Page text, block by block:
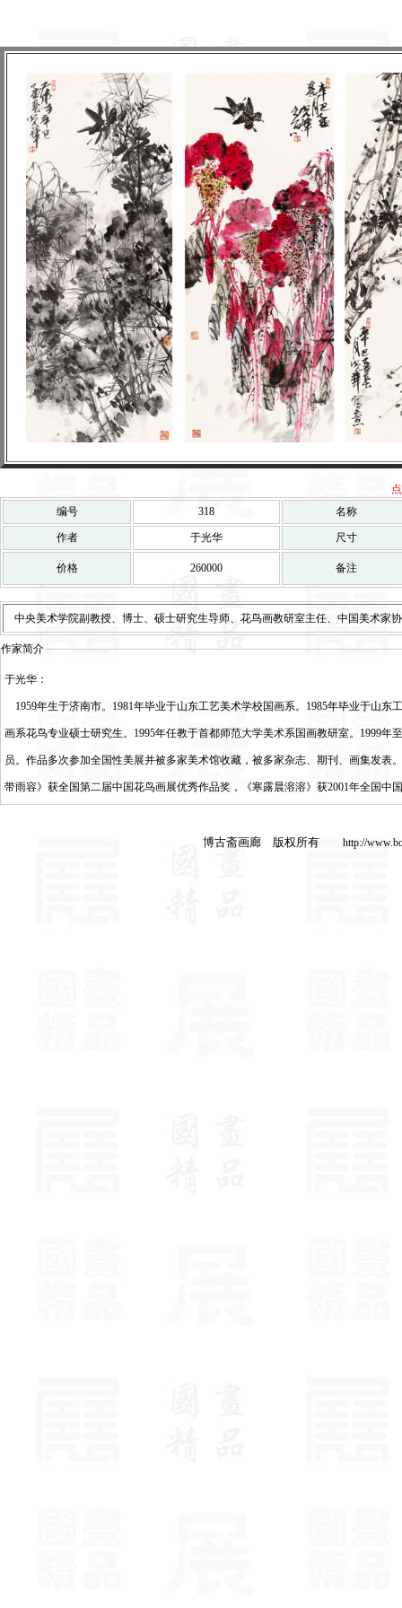
编号
318 名称
作者 于光华 尺寸
价格 260000 备注
中央美术学院副教授、博士、硕士研究生导师、花鸟画教研室主任、中国美术家
作家简介
于光华：
1959年生于济南市。1981年毕业于山东工艺美术学校国画系。1985年毕业于山东
画系花鸟专业硕士研究生。1995年任教于首都师范大学美术系国画教研室。1999
员。作品多次参加全国性美展并被多家美术馆收藏，被多家杂志、期刊、画集发表
带雨容》获全国第二届中国花鸟画展优秀作品奖，《寒露晨溶溶》获2001年全国中
博古斋画廊 版权所有 http://